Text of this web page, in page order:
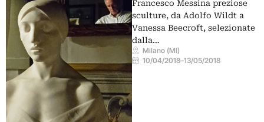
Francesco Messina preziose
sculture, da Adolfo Wildt a
Vanessa Beecroft, selezionate
dalla…
Milano (MI)
10/04/2018–13/05/2018